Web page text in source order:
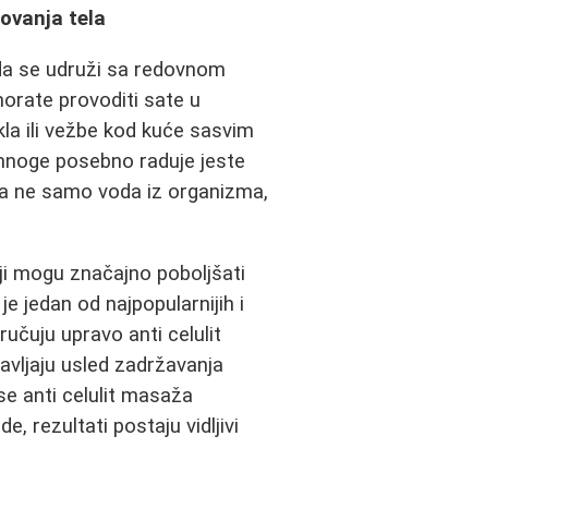
tela
se udruži sa redovnom
provoditi sate u
ili vežbe kod kuće sasvim
posebno raduje jeste
ne samo voda iz organizma,
mogu značajno poboljšati
je jedan od najpopularnijih i
upravo anti celulit
usled zadržavanja
anti celulit masaža
rezultati postaju vidljivi